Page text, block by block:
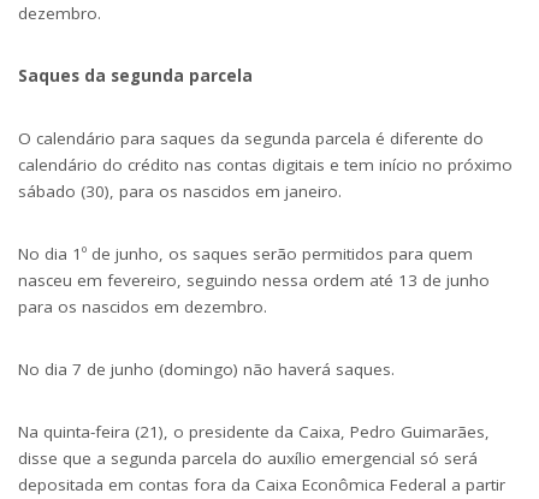
dezembro.
Saques da segunda parcela
O calendário para saques da segunda parcela é diferente do
calendário do crédito nas contas digitais e tem início no próximo
sábado (30), para os nascidos em janeiro.
No dia 1º de junho, os saques serão permitidos para quem
nasceu em fevereiro, seguindo nessa ordem até 13 de junho
para os nascidos em dezembro.
No dia 7 de junho (domingo) não haverá saques.
Na quinta-feira (21), o presidente da Caixa, Pedro Guimarães,
disse que a segunda parcela do auxílio emergencial só será
depositada em contas fora da Caixa Econômica Federal a partir